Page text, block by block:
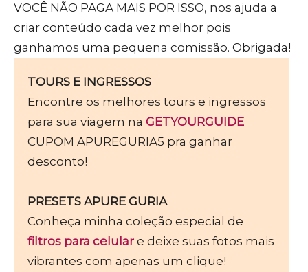
VOCÊ NÃO PAGA MAIS POR ISSO, nos ajuda a
criar conteúdo cada vez melhor pois
ganhamos uma pequena comissão. Obrigada!
TOURS E INGRESSOS
Encontre os melhores tours e ingressos
para sua viagem naGETYOURGUIDE
CUPOM APUREGURIA5 pra ganhar
desconto!
PRESETS APURE GURIA
Conheça minha coleção especial de
filtros para celular e deixe suas fotos mais
vibrantes com apenas um clique!